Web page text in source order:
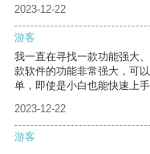
2023-12-22
游客
我一直在寻找一款功能强大
款软件的功能非常强大，可
单，即使是小白也能快速上手
2023-12-22
游客